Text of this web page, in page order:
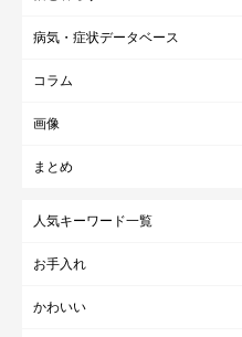
病気・症状データベース
コラム
画像
まとめ
人気キーワード一覧
お手入れ
かわいい